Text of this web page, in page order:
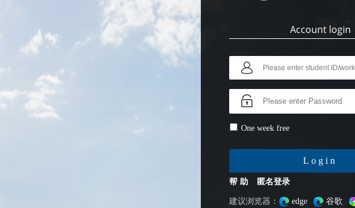
Account login
One week free
Login
帮 助 匿名登录
建议浏览器： edge 谷歌